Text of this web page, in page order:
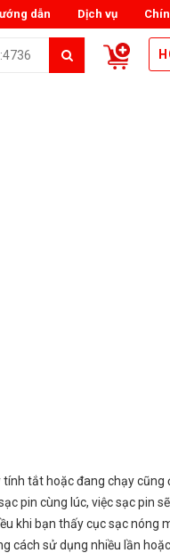
Dịch vụ
dẫn
tắt hoặc đang chạy cũng
pin cùng lúc, việc sạc pin
khi bạn thấy cục sạc nóng
cách sử dụng nhiều lần